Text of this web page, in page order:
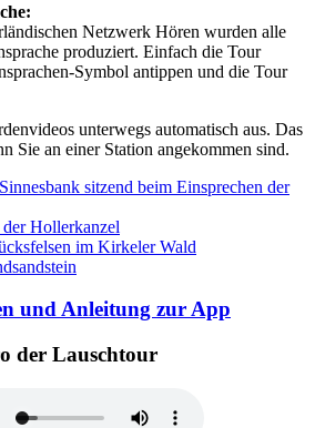
Netzwerk Hören wurden alle
produziert. Einfach die Tour
Symbol antippen und die Tour
unterwegs automatisch aus. Das
Sie an einer Station angekommen sind.
und Anleitung zur App
der Lauschtour